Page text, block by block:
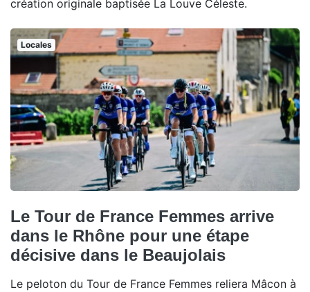
création originale baptisée La Louve Céleste.
Locales
Le Tour de France Femmes arrive
dans le Rhône pour une étape
décisive dans le Beaujolais
Le peloton du Tour de France Femmes reliera Mâcon à